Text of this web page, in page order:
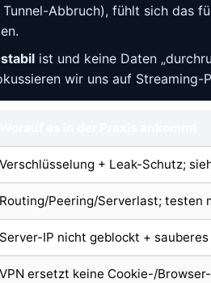
Abbruch), fühlt sich das
stabil ist und keine Daten
wir uns auf Streaming-
Verschlüsselung + Leak-Schutz;
Routing/Peering/Serverlast; testen
Server-IP nicht geblockt + sauberes
VPN ersetzt keine Cookie-/